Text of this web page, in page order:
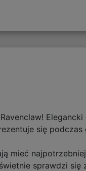
Elegancki
się podczas
mieć
sprawdzi się